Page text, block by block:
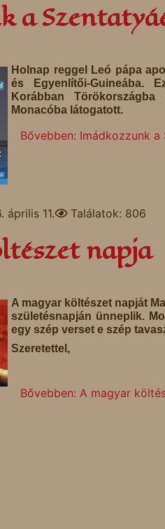
a
Holnap reggel Leó pápa
és Egyenlítői-Guineába.
Korábban
Monacóba látogatott.
Bővebben: Imádkozzunk
április 11. Találatok: 806
napja
A magyar költészet napját
születésnapján ünneplik.
egy szép verset e szép
Szeretettel,
Bővebben: A magyar